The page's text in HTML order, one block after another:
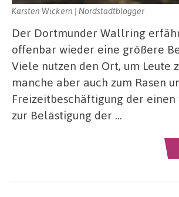
Karsten Wickern | Nordstadtblogger
Der Dortmunder Wallring
offenbar wieder eine größere
Viele nutzen den Ort, um Leute
manche aber auch zum Rasen
Freizeitbeschäftigung der
zur Belästigung der …